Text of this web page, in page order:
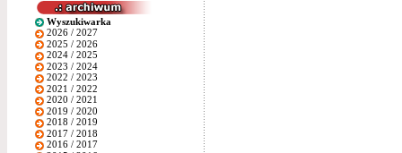
Wyszukiwarka
2026 / 2027
2025 / 2026
2024 / 2025
2023 / 2024
2022 / 2023
2021 / 2022
2020 / 2021
2019 / 2020
2018 / 2019
2017 / 2018
2016 / 2017